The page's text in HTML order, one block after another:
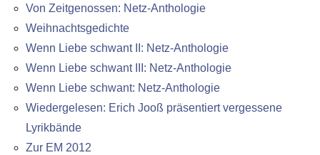
Von Zeitgenossen: Netz-Anthologie
Weihnachtsgedichte
Wenn Liebe schwant II: Netz-Anthologie
Wenn Liebe schwant III: Netz-Anthologie
Wenn Liebe schwant: Netz-Anthologie
Wiedergelesen: Erich Jooß präsentiert vergessene
Lyrikbände
Zur EM 2012